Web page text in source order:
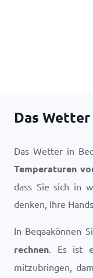
Das
Das Wetter in
Temperaturen
dass Sie sich in
denken, Ihre
In Beqaakönnen
rechnen. Es ist
mitzubringen,